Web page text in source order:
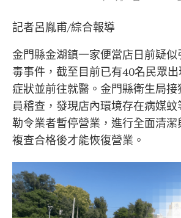
記者呂胤甫/綜合報導
金門縣金湖鎮一家便當店日前疑
毒事件，截至目前已有40名民眾
症狀並前往就醫。金門縣衛生局
員稽查，發現店內環境存在病媒
勒令業者暫停營業，進行全面清
複查合格後才能恢復營業。